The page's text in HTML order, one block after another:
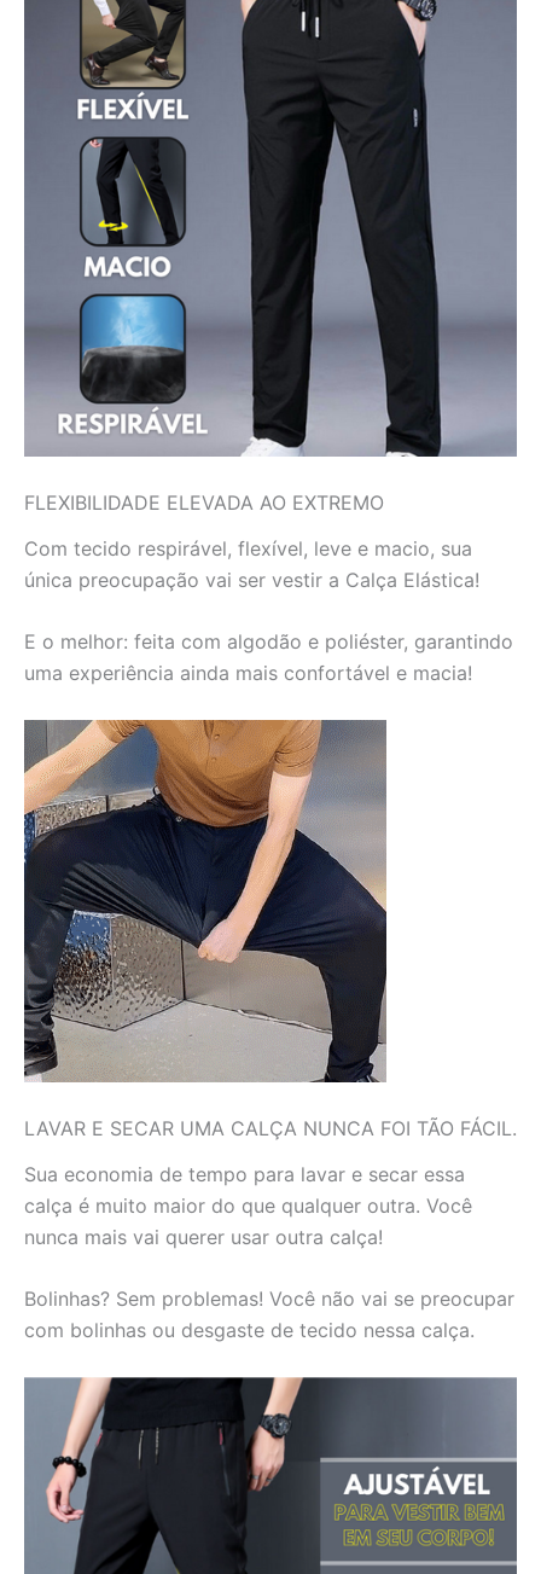
FLEXIBILIDADE ELEVADA AO EXTREMO
Com tecido respirável, flexível, leve e macio, sua
única preocupação vai ser vestir a Calça Elástica!
E o melhor: feita com algodão e poliéster, garantindo
uma experiência ainda mais confortável e macia!
LAVAR E SECAR UMA CALÇA NUNCA FOI TÃO FÁCIL.
Sua economia de tempo para lavar e secar essa
calça é muito maior do que qualquer outra. Você
nunca mais vai querer usar outra calça!
Bolinhas? Sem problemas! Você não vai se preocupar
com bolinhas ou desgaste de tecido nessa calça.